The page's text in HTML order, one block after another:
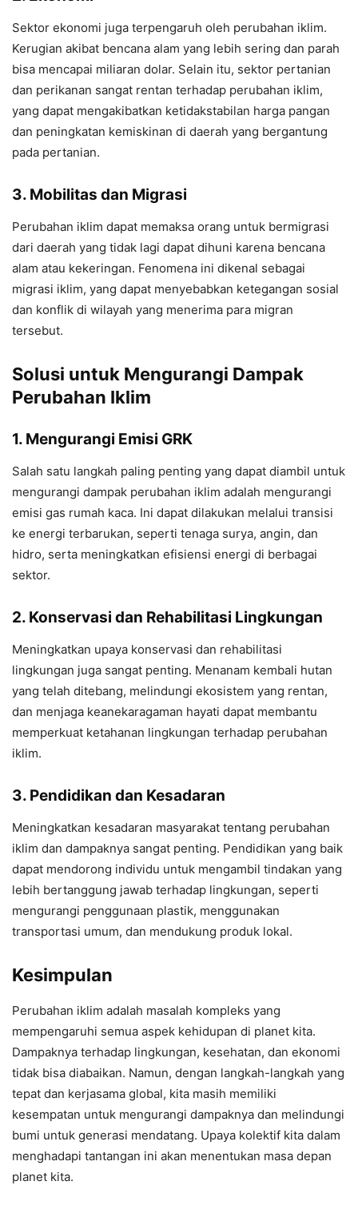
Sektor ekonomi juga terpengaruh oleh perubahan iklim.
Kerugian akibat bencana alam yang lebih sering dan parah
bisa mencapai miliaran dolar. Selain itu, sektor pertanian
dan perikanan sangat rentan terhadap perubahan iklim,
yang dapat mengakibatkan ketidakstabilan harga pangan
dan peningkatan kemiskinan di daerah yang bergantung
pada pertanian.
3. Mobilitas dan Migrasi
Perubahan iklim dapat memaksa orang untuk bermigrasi
dari daerah yang tidak lagi dapat dihuni karena bencana
alam atau kekeringan. Fenomena ini dikenal sebagai
migrasi iklim, yang dapat menyebabkan ketegangan sosial
dan konflik di wilayah yang menerima para migran
tersebut.
Solusi untuk Mengurangi Dampak
Perubahan Iklim
1. Mengurangi Emisi GRK
Salah satu langkah paling penting yang dapat diambil untuk
mengurangi dampak perubahan iklim adalah mengurangi
emisi gas rumah kaca. Ini dapat dilakukan melalui transisi
ke energi terbarukan, seperti tenaga surya, angin, dan
hidro, serta meningkatkan efisiensi energi di berbagai
sektor.
2. Konservasi dan Rehabilitasi Lingkungan
Meningkatkan upaya konservasi dan rehabilitasi
lingkungan juga sangat penting. Menanam kembali hutan
yang telah ditebang, melindungi ekosistem yang rentan,
dan menjaga keanekaragaman hayati dapat membantu
memperkuat ketahanan lingkungan terhadap perubahan
iklim.
3. Pendidikan dan Kesadaran
Meningkatkan kesadaran masyarakat tentang perubahan
iklim dan dampaknya sangat penting. Pendidikan yang baik
dapat mendorong individu untuk mengambil tindakan yang
lebih bertanggung jawab terhadap lingkungan, seperti
mengurangi penggunaan plastik, menggunakan
transportasi umum, dan mendukung produk lokal.
Kesimpulan
Perubahan iklim adalah masalah kompleks yang
mempengaruhi semua aspek kehidupan di planet kita.
Dampaknya terhadap lingkungan, kesehatan, dan ekonomi
tidak bisa diabaikan. Namun, dengan langkah-langkah yang
tepat dan kerjasama global, kita masih memiliki
kesempatan untuk mengurangi dampaknya dan melindungi
bumi untuk generasi mendatang. Upaya kolektif kita dalam
menghadapi tantangan ini akan menentukan masa depan
planet kita.